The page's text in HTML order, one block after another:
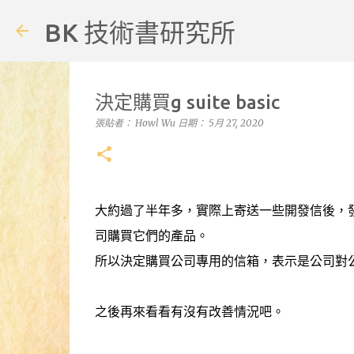
BK 技術書研究所
決定購買g suite basic
張貼者： Howl Wu 日期： 5月 27, 2020
大約過了半年多，實際上寄送一些開發信後
司購買它們的產品。
所以決定購買公司專用的信箱，表示是公司
之後再來看看有沒有改善情況吧。